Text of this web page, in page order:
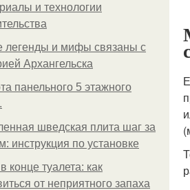
и технологии
легенды и мифы связаны с
Архангельска
панельного 5 этажного
шведская плита шаг за
инструкция по установке
конце туалета: как
от неприятного запаха